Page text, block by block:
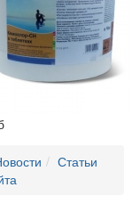
Статьи